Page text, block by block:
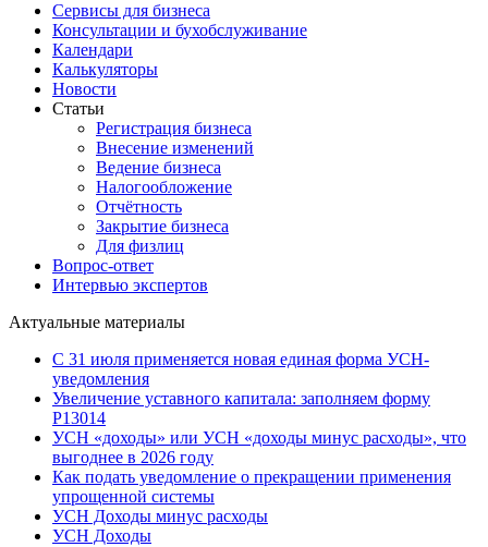
Сервисы для бизнеса
Консультации и бухобслуживание
Календари
Калькуляторы
Новости
Статьи
Регистрация бизнеса
Внесение изменений
Ведение бизнеса
Налогообложение
Отчётность
Закрытие бизнеса
Для физлиц
Вопрос-ответ
Интервью экспертов
Актуальные материалы
С 31 июля применяется новая единая форма УСН-
уведомления
Увеличение уставного капитала: заполняем форму
Р13014
УСН «доходы» или УСН «доходы минус расходы», что
выгоднее в 2026 году
Как подать уведомление о прекращении применения
упрощенной системы
УСН Доходы минус расходы
УСН Доходы